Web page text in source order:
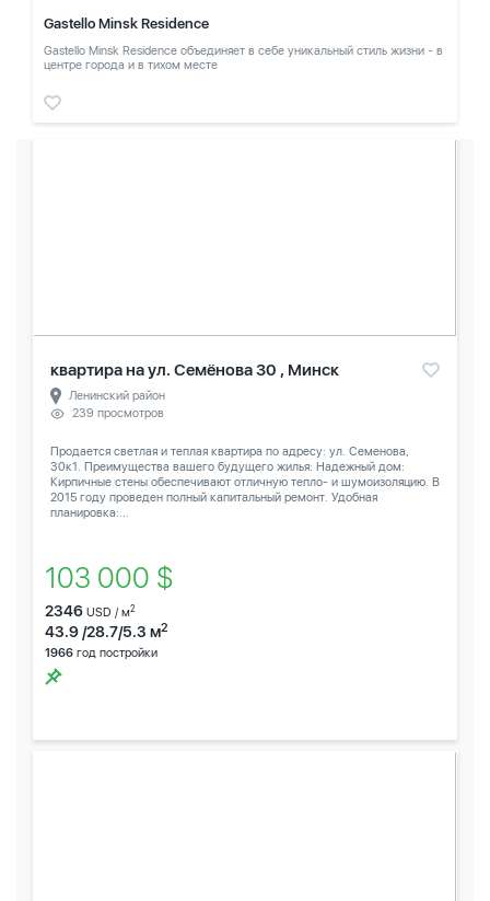
Gastello Minsk Residence
Gastello Minsk Residence объединяет в себе уникальный стиль жизни - в
центре города и в тихом месте
квартира на ул. Семёнова 30 , Минск
Ленинский район
239 просмотров
Продается светлая и теплая квартира по адресу: ул. Семенова,
30к1. Преимущества вашего будущего жилья: Надежный дом:
Кирпичные стены обеспечивают отличную тепло- и шумоизоляцию. В
2015 году проведен полный капитальный ремонт. Удобная
планировка:...
103 000 $
2346 USD / м2
43.9 /28.7/5.3 м2
1966 год постройки